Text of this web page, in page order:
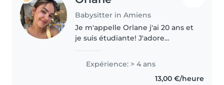
Babysitter in Amiens
Je m'appelle Orlane j'ai 20 ans et
je suis étudiante! J'adore
âges. J'ai de l'expérience depuis
plusieurs années que ce soit des
gardes pour mon entourage..
Expérience: > 4 ans
13,00 €/heure